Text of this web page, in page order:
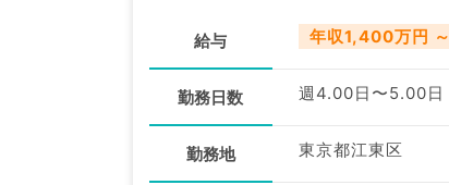
給与 年収1,400万円 ～
勤務日数 週4.00日〜5.00日
勤務地 東京都江東区